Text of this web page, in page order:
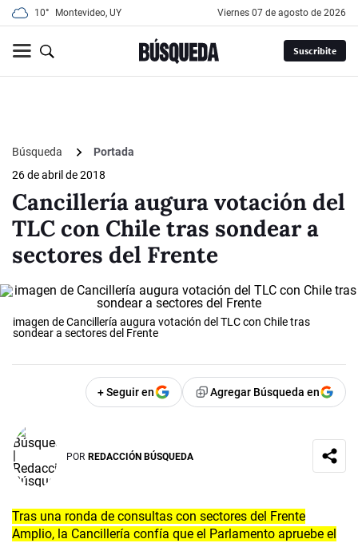
10° Montevideo, UY viernes 07 de agosto de 2026
Suscribite
Búsqueda
Portada
26 de abril de 2018
Cancillería augura votación del
TLC con Chile tras sondear a
sectores del Frente
imagen de Cancillería augura votación del TLC con Chile tras
sondear a sectores del Frente
+ Seguir en Agregar Búsqueda en
POR REDACCIÓN BÚSQUEDA
Tras una ronda de consultas con sectores del Frente
Amplio, la Cancillería confía que el Parlamento apruebe el